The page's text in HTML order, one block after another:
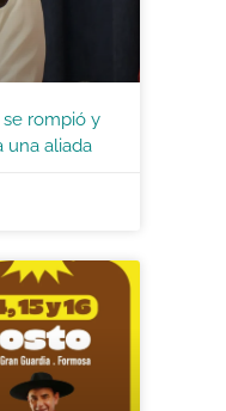
rompió y
una aliada